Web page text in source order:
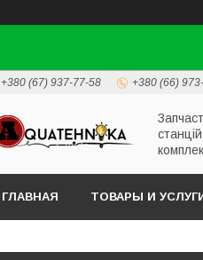
+380 (67) 937-77-58 +380 (66)
ГЛАВНАЯ ТОВАРЫ И